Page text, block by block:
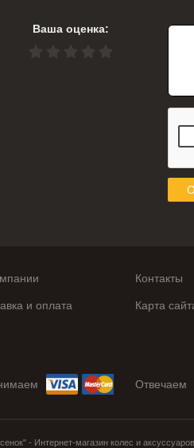
Ваша оценка:
Контакты
и оплата Карта
Отвечаем
- Интернет-магазин колес и